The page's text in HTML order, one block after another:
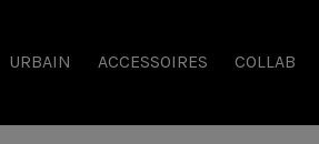
URBAIN ACCESSOIRES COLLAB